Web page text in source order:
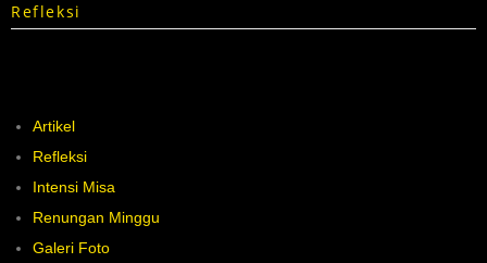
Refleksi
Artikel
Refleksi
Intensi Misa
Renungan Minggu
Galeri Foto